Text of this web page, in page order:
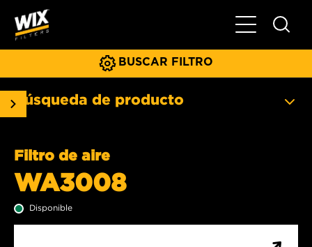
Menú
BUSCAR FILTRO
Búsqueda de producto
Filtro de aire
WA3008
Disponible